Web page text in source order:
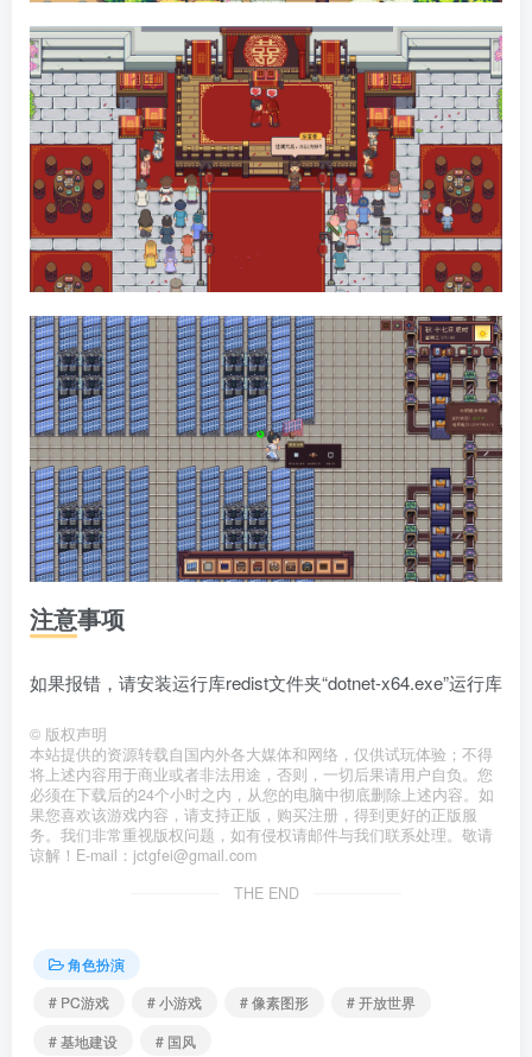
注意事项
如果报错，请安装运行库redist文件夹“dotnet-x64.exe”运行库
© 版权声明
本站提供的资源转载自国内外各大媒体和网络，仅供试玩体验；不得
将上述内容用于商业或者非法用途，否则，一切后果请用户自负。您
必须在下载后的24个小时之内，从您的电脑中彻底删除上述内容。如
果您喜欢该游戏内容，请支持正版，购买注册，得到更好的正版服
务。我们非常重视版权问题，如有侵权请邮件与我们联系处理。敬请
谅解！E-mail：jctgfei@gmail.com
THE END
角色扮演
# PC游戏
# 小游戏 # 像素图形
# 开放世界
# 基地建设
# 国风